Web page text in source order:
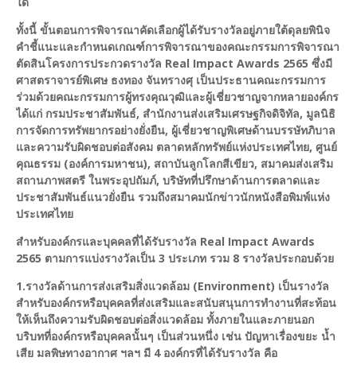
ทั้งนี้ ขั้นตอนการพิจารณาคัดเลือกผู้ได้รับรางวัลอยู่ภายใต้ดุลยพินิจ
คำชี้แนะและกำหนดเกณฑ์การพิจารณาของคณะกรรมการพิจารณา
ตัดสินโครงการประกวดรางวัล Real Impact Awards 2565 ซึ่งมี
ศาสตราจารย์พิเศษ ธงทอง จันทรางศุ เป็นประธานคณะกรรมการ
ร่วมด้วยคณะกรรมการผู้ทรงคุณวุฒิและผู้เชี่ยวชาญจากหลายองค์กร
ได้แก่ กรมประชาสัมพันธ์, สำนักงานส่งเสริมเศรษฐกิจดิจิทัล, มูลนิธิ
การจัดการทรัพยากรอย่างยั่งยืน, ผู้เชี่ยวชาญพิเศษด้านบรรษัทภิบาล
และความรับผิดชอบต่อสังคม ตลาดหลักทรัพย์แห่งประเทศไทย, ศูนย์
คุณธรรม (องค์การมหาชน), สถาบันลูกโลกสีเขียว, สมาคมส่งเสริม
สถานภาพสตรี ในพระอุปถัมภ์, บริษัทที่ปรึกษาด้านการตลาดและ
ประชาสัมพันธ์แนวยั่งยืน รวมถึงสมาคมนักข่าวนักหนังสือพิมพ์แห่ง
ประเทศไทย
สำหรับองค์กรและบุคคลที่ได้รับรางวัล Real Impact Awards
2565 ตามการแบ่งรางวัลเป็น 3 ประเภท รวม 8 รางวัลประกอบด้วย
1.รางวัลด้านการส่งเสริมสิ่งแวดล้อม (Environment) เป็นรางวัล
สำหรับองค์กรหรือบุคคลที่ส่งเสริมและสนับสนุนการทำงานที่สะท้อน
ให้เห็นถึงความรับผิดชอบต่อสิ่งแวดล้อม ทั้งภายในและภายนอก
บริบทที่องค์กรหรือบุคคลนั้นๆ เป็นส่วนหนึ่ง เช่น ปัญหาเรื่องขยะ น้ำ
เสีย มลพิษทางอากาศ ฯลฯ มี 4 องค์กรที่ได้รับรางวัล คือ